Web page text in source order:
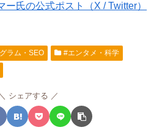
ー氏の公式ポスト（X / Twitter）
ラム・SEO
#エンタメ・科学
シェアする